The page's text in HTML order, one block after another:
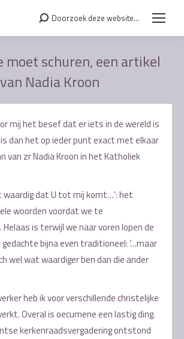
Search:Doorzoek deze website...
moet schuren, een artikel
van Nadia Kroon
mij het besef dat er iets in de wereld is
dan het op ieder punt exact met elkaar
van zr Nadia Kroon in het Katholiek
waardig dat U tot mij komt…’: het
woorden voordat we te
Helaas is terwijl we naar voren lopen de
bijna even traditioneel: ‘…maar
wel wat waardiger ben dan die ander
heb ik voor verschillende christelijke
Overal is oecumene een lastig ding.
kerkenraadsvergadering ontstond